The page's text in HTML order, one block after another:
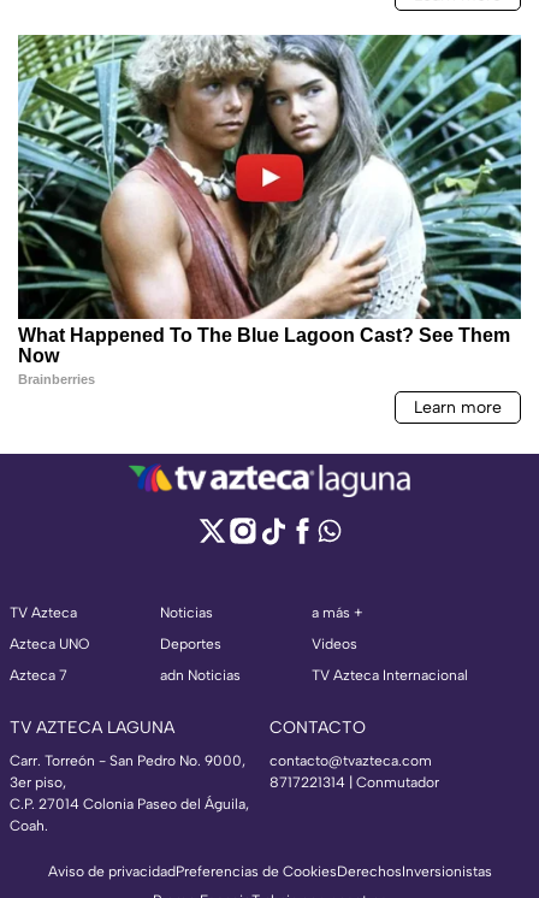
TV Azteca
Azteca UNO
Azteca 7
Noticias
Deportes
adn Noticias
a más +
Videos
TV Azteca Internacional
TV AZTECA LAGUNA
Carr. Torreón - San Pedro No. 9000,
3er piso,
C.P. 27014 Colonia Paseo del Águila,
Coah.
CONTACTO
contacto@tvazteca.com
8717221314 | Conmutador
Aviso de privacidadPreferencias de CookiesDerechosInversionistas